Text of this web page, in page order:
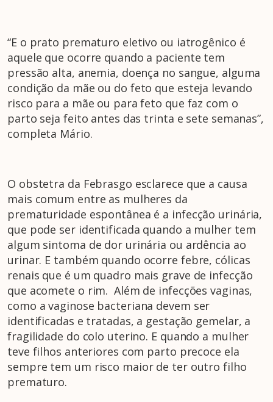
“E o prato prematuro eletivo ou iatrogênico é
aquele que ocorre quando a paciente tem
pressão alta, anemia, doença no sangue, alguma
condição da mãe ou do feto que esteja levando
risco para a mãe ou para feto que faz com o
parto seja feito antes das trinta e sete semanas”,
completa Mário.
O obstetra da Febrasgo esclarece que a causa
mais comum entre as mulheres da
prematuridade espontânea é a infecção urinária,
que pode ser identificada quando a mulher tem
algum sintoma de dor urinária ou ardência ao
urinar. E também quando ocorre febre, cólicas
renais que é um quadro mais grave de infecção
que acomete o rim. Além de infecções vaginas,
como a vaginose bacteriana devem ser
identificadas e tratadas, a gestação gemelar, a
fragilidade do colo uterino. E quando a mulher
teve filhos anteriores com parto precoce ela
sempre tem um risco maior de ter outro filho
prematuro.